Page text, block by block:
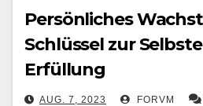
Persönliches
Schlüssel zur
Erfüllung
AUG. 7, 2023 FORVM